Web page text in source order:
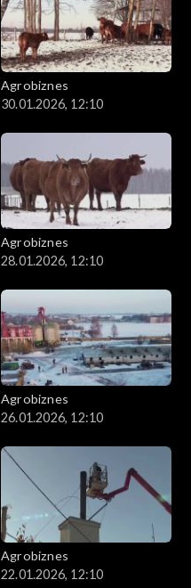
Agrobiznes
30.01.2026, 12:10
Agrobiznes
28.01.2026, 12:10
Agrobiznes
26.01.2026, 12:10
Agrobiznes
22.01.2026, 12:10